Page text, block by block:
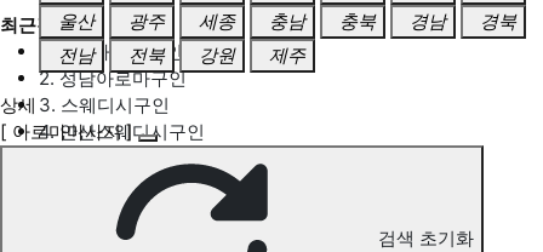
최근검색어
1. 일산마사지구인
2. 성남아로마구인
3. 스웨디시구인
4. 안산스웨디시구인
산본 아로마마사지 구인정보
울산
광주 세종 충남 충북 경남
경북
전남
전북 강원 제주
상세
[ 아로마마사지 ]
검색 초기화